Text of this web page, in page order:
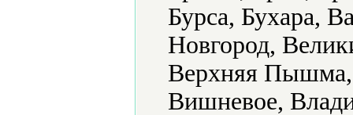
Бурса, Бухара,
Новгород,
Верхняя Пышма,
Вишневое,